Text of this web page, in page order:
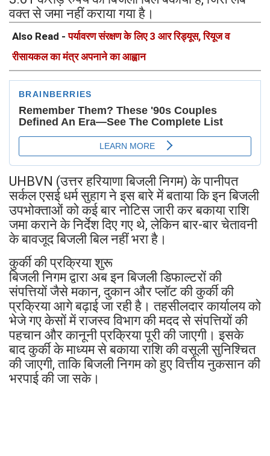
वक्त से जमा नहीं कराया गया है।
Also Read -पर्यावरण संरक्षण के लिए 3 आर रिड्यूस, रियूज व
रीसायकल का मंत्र अपनाने का आह्वान
UHBVN (उत्तर हरियाणा बिजली निगम) के पानीपत
सर्कल एसई धर्म सुहाग ने इस बारे में बताया कि इन बिजली
उपभोक्ताओं को कई बार नोटिस जारी कर बकाया राशि
जमा कराने के निर्देश दिए गए थे, लेकिन बार-बार चेतावनी
के बावजूद बिजली बिल नहीं भरा है।
कुर्की की प्रक्रिया शुरू
बिजली निगम द्वारा अब इन बिजली डिफाल्टरों की
संपत्तियों जैसे मकान, दुकान और प्लॉट की कुर्की की
प्रक्रिया आगे बढ़ाई जा रही है। तहसीलदार कार्यालय को
भेजे गए केसों में राजस्व विभाग की मदद से संपत्तियों की
पहचान और कानूनी प्रक्रिया पूरी की जाएगी। इसके
बाद कुर्की के माध्यम से बकाया राशि की वसूली सुनिश्चित
की जाएगी, ताकि बिजली निगम को हुए वित्तीय नुकसान की
भरपाई की जा सके।